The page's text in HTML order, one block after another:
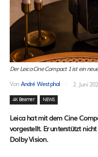
Der Leica Cine Compact 1 ist ein
VonAndré Westphal 2. Juni
4K Beamer NEWS
Leica hat mit dem Cine
vorgestellt. Er unterstützt
Dolby Vision.